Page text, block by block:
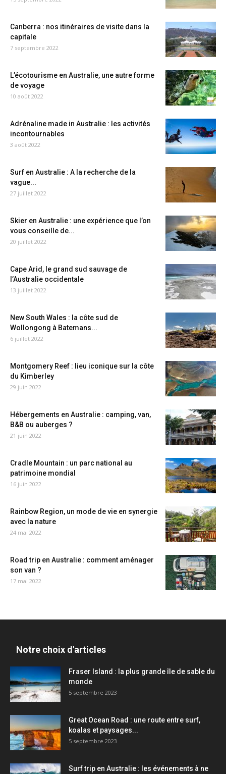
Canberra : nos itinéraires de visite dans la
capitale
7 septembre 2022
L’écotourisme en Australie, une autre forme
de voyage
10 août 2022
Adrénaline made in Australie : les activités
incontournables
3 août 2022
Surf en Australie : A la recherche de la
vague...
27 juillet 2022
Skier en Australie : une expérience que l’on
vous conseille de...
20 juillet 2022
Cape Arid, le grand sud sauvage de
l’Australie occidentale
13 juillet 2022
New South Wales : la côte sud de
Wollongong à Batemans...
6 juillet 2022
Montgomery Reef : lieu iconique sur la côte
du Kimberley
29 juin 2022
Hébergements en Australie : camping, van,
B&B ou auberges ?
21 juin 2022
Cradle Mountain : un parc national au
patrimoine mondial
16 juin 2022
Rainbow Region, un mode de vie en synergie
avec la nature
24 mai 2022
Road trip en Australie : comment aménager
son van ?
17 mai 2022
Notre choix d'articles
Fraser Island : la plus grande île de sable du
monde
5 septembre 2023
Great Ocean Road : une route entre surf,
koalas et paysages...
5 septembre 2023
Surf trip en Australie : les événements à ne